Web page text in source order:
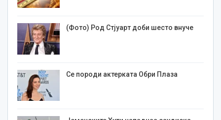
(Фото) Род Стјуарт доби шесто внуче
Се породи актерката Обри Плаза